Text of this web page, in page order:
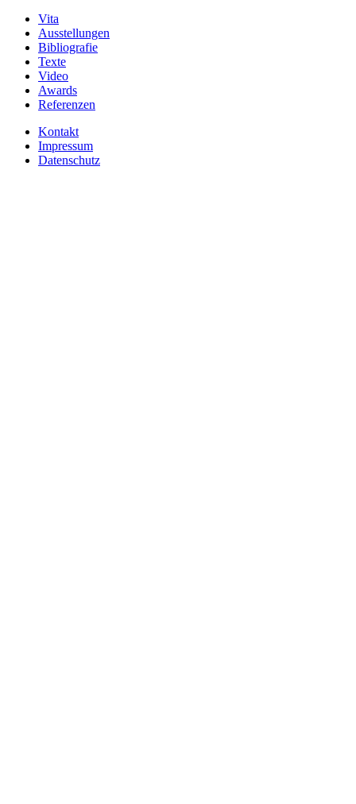
Vita
Ausstellungen
Bibliografie
Texte
Video
Awards
Referenzen
Kontakt
Impressum
Datenschutz